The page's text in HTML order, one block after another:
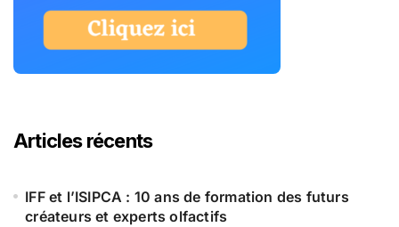
Articles récents
IFF et l’ISIPCA : 10 ans de formation des futurs
créateurs et experts olfactifs